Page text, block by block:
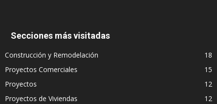
Secciones más visitadas
Construcción y Remodelación
18
Proyectos Comerciales
15
Proyectos
12
Proyectos de Viviendas
12